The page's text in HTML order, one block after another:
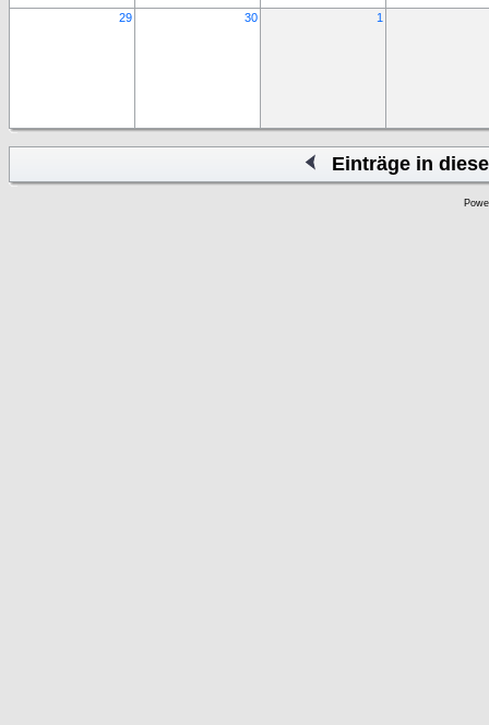
29 30 1
Einträge in